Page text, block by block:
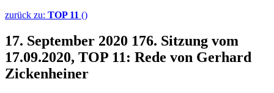
zurück zu: TOP 11 ()
17. September 2020 176. Sitzung vom
17.09.2020, TOP 11: Rede von Gerhard
Zickenheiner